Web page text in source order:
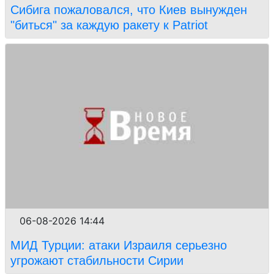
Сибига пожаловался, что Киев вынужден
"биться" за каждую ракету к Patriot
06-08-2026 14:44
МИД Турции: атаки Израиля серьезно
угрожают стабильности Сирии